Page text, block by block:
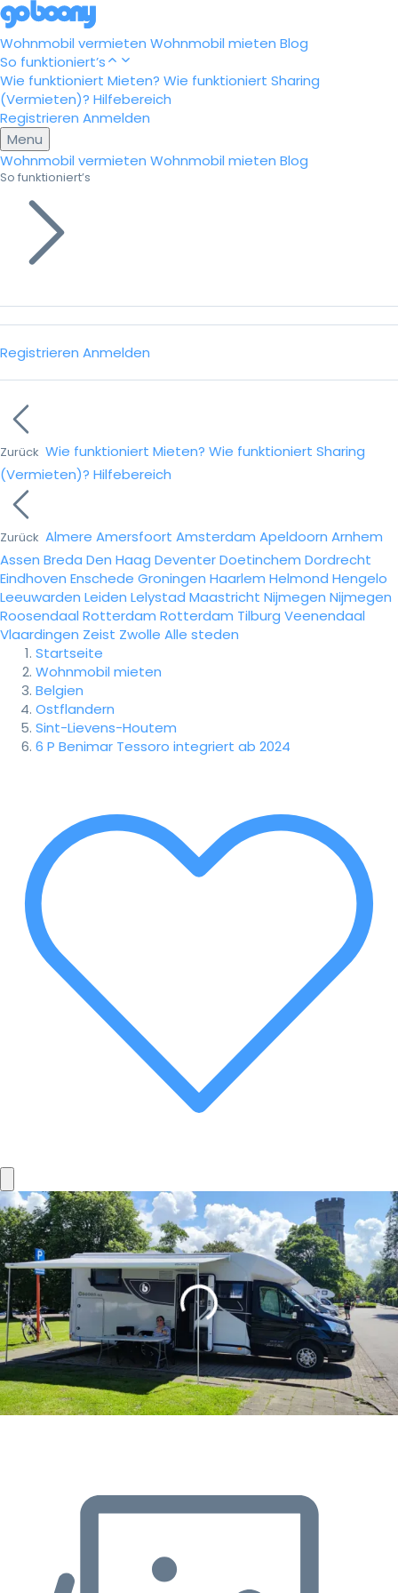
Wohnmobil vermieten Wohnmobil mieten Blog
So funktioniert’s
Wie funktioniert Mieten? Wie funktioniert Sharing
(Vermieten)? Hilfebereich
Registrieren Anmelden
Menu
Wohnmobil vermieten Wohnmobil mieten Blog
So funktioniert’s
Registrieren Anmelden
Zurück Wie funktioniert Mieten? Wie funktioniert Sharing
(Vermieten)? Hilfebereich
Zurück Almere Amersfoort Amsterdam Apeldoorn Arnhem
Assen Breda Den Haag DeventerDoetinchem Dordrecht
Eindhoven Enschede Groningen Haarlem Helmond Hengelo
Leeuwarden Leiden Lelystad Maastricht Nijmegen Nijmegen
Roosendaal Rotterdam Rotterdam Tilburg Veenendaal
Vlaardingen Zeist Zwolle Alle steden
Startseite
Wohnmobil mieten
Belgien
Ostflandern
Sint-Lievens-Houtem
6 P Benimar Tessoro integriert ab 2024